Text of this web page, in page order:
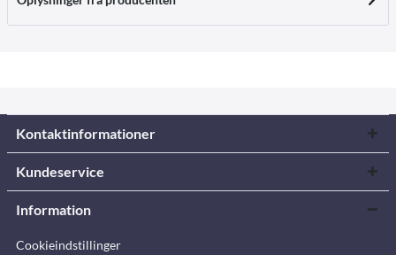
Kontaktinformationer
Kundeservice
Information
Cookieindstillinger